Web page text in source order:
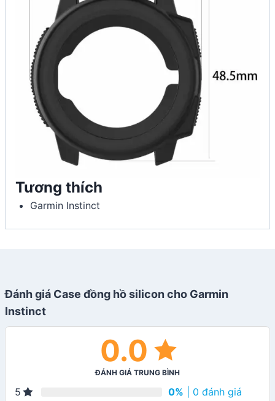
Tương thích
Garmin Instinct
Đánh giá Case đồng hồ silicon cho Garmin
Instinct
0.0
ĐÁNH GIÁ TRUNG BÌNH
5 0% | 0 đánh giá